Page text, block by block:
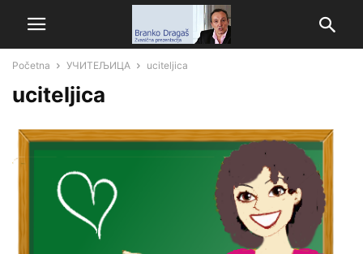
Početna УЧИТЕЉИЦА uciteljica
uciteljica